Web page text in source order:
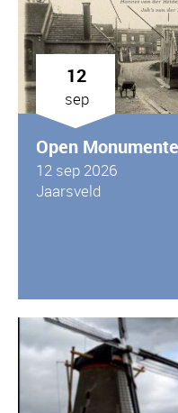
12
sep
Open
12 sep 2026
Jaarsveld